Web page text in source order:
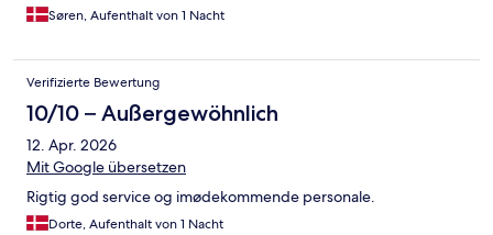
Søren, Aufenthalt von 1 Nacht
Verifizierte Bewertung
10/10 – Außergewöhnlich
12. Apr. 2026
Mit Google übersetzen
Rigtig god service og imødekommende personale.
Dorte, Aufenthalt von 1 Nacht